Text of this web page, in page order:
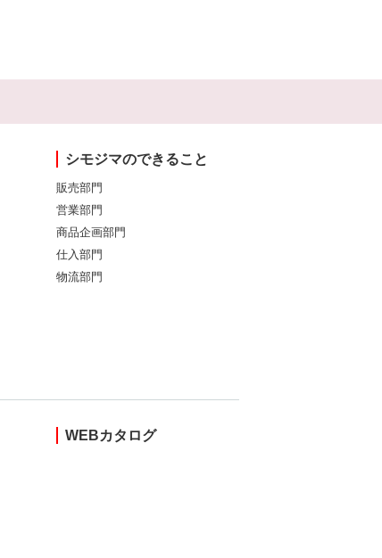
シモジマのできること
販売部門
営業部門
商品企画部門
仕入部門
物流部門
WEBカタログ